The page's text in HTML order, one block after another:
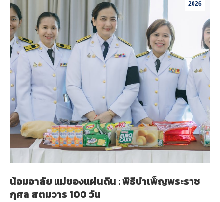
2026
น้อมอาลัย แม่ของแผ่นดิน : พิธีบำเพ็ญพระราช
กุศล สตมวาร 100 วัน